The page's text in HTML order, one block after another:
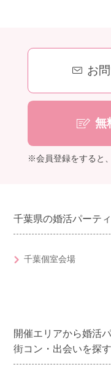
お
無
※会員登録をすると
千葉県の婚活パーテ
千葉個室会場
開催エリアから婚活
街コン・出会いを探す